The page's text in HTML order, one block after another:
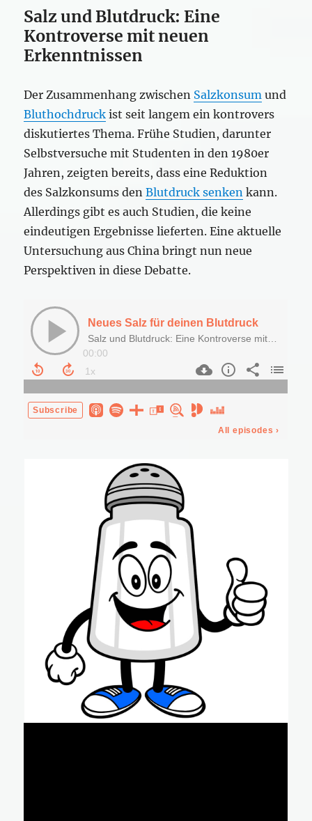
Salz und Blutdruck: Eine
Kontroverse mit neuen
Erkenntnissen
Der Zusammenhang zwischen Salzkonsum und
Bluthochdruck ist seit langem ein kontrovers
diskutiertes Thema. Frühe Studien, darunter
Selbstversuche mit Studenten in den 1980er
Jahren, zeigten bereits, dass eine Reduktion
des Salzkonsums denBlutdruck senken kann.
Allerdings gibt es auch Studien, die keine
eindeutigen Ergebnisse lieferten. Eine aktuelle
Untersuchung aus China bringt nun neue
Perspektiven in diese Debatte.